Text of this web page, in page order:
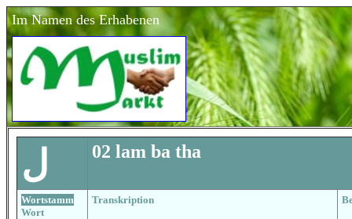
Im Namen des Erhabenen
ل 02 lam ba tha
Wortstamm
Wort
Transkription